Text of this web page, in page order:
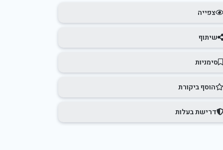
צפייה
שיתוף
סימניות
הוסף ביקורת
דרישת בעלות